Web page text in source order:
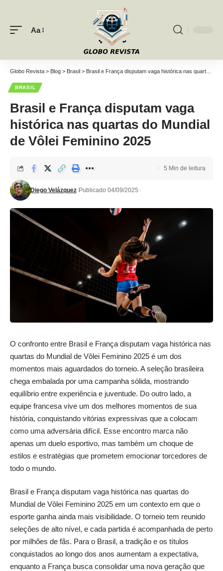
Font
Aa
Globo Revista > Blog > Brasil > Brasil e França disputam vaga histórica nas quartas do Mundial de Vôlei Feminino 2025
BRASIL
Brasil e França disputam vaga
histórica nas quartas do Mundial
de Vôlei Feminino 2025
Diego Velázquez Publicado 04/09/2025
5 Min de leitura
O confronto entre Brasil e França disputam vaga histórica nas
quartas do Mundial de Vôlei Feminino 2025 é um dos
momentos mais aguardados do torneio. A seleção brasileira
chega embalada por uma campanha sólida, mostrando
equilíbrio entre experiência e juventude. Do outro lado, a
equipe francesa vive um dos melhores momentos de sua
história, conquistando vitórias expressivas que a colocam
como uma adversária difícil. Esse encontro marca não
apenas um duelo esportivo, mas também um choque de
estilos e estratégias que prometem emocionar torcedores de
todo o mundo.
Brasil e França disputam vaga histórica nas quartas do
Mundial de Vôlei Feminino 2025 em um contexto em que o
esporte ganha ainda mais visibilidade. O torneio tem reunido
seleções de alto nível, e cada partida é acompanhada de perto
por milhões de fãs. Para o Brasil, a tradição e os títulos
conquistados ao longo dos anos aumentam a expectativa,
enquanto a França busca consolidar uma nova geração que